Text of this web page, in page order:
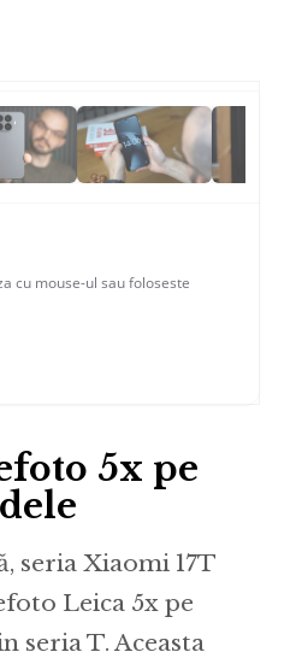
01 / 23
cu mouse-ul sau foloseste
5x pe
seria Xiaomi 17T
Leica 5x pe
seria T. Aceasta